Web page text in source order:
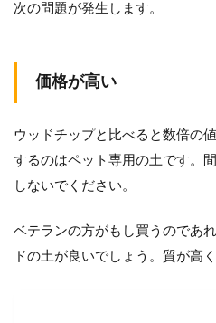
次の問題が発生します。
価格が高い
ウッドチップと比べると数倍の
するのはペット専用の土です。
しないでください。
ベテランの方がもし買うのであ
ドの土が良いでしょう。質が高